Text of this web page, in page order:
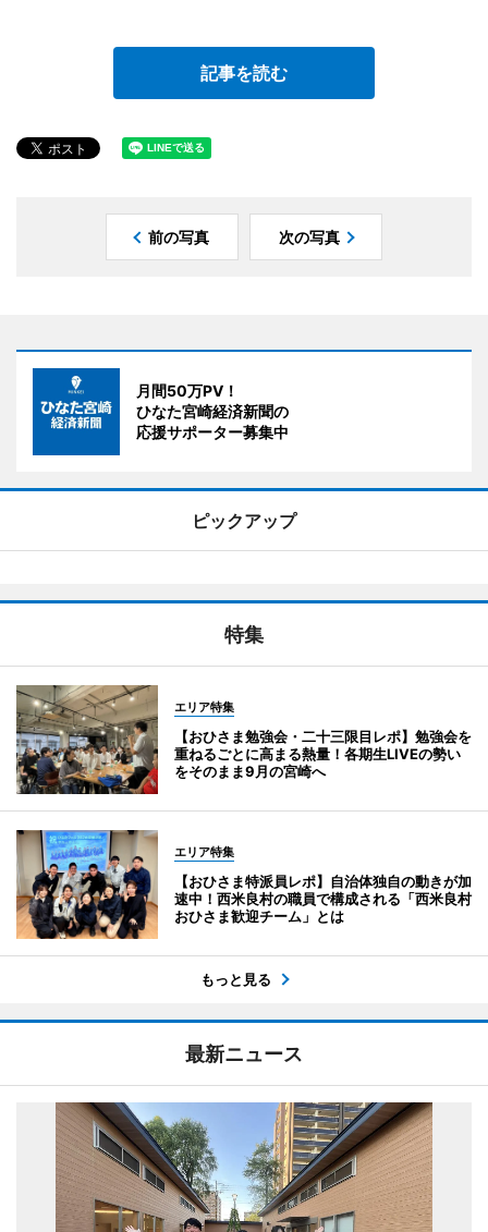
記事を読む
前の写真 次の写真
月間50万PV！
ひなた宮崎経済新聞の
応援サポーター募集中
ピックアップ
特集
エリア特集
【おひさま勉強会・二十三限目レポ】勉強会を
重ねるごとに高まる熱量！各期生LIVEの勢い
をそのまま9月の宮崎へ
エリア特集
【おひさま特派員レポ】自治体独自の動きが加
速中！西米良村の職員で構成される「西米良村
おひさま歓迎チーム」とは
もっと見る
最新ニュース